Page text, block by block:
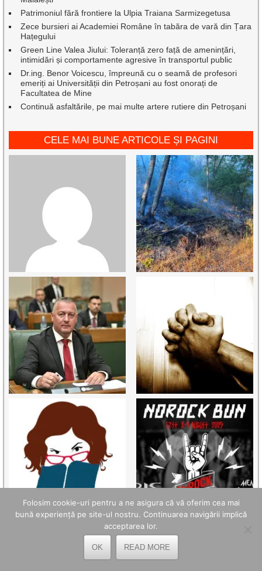
Patrimoniul fără frontiere la Ulpia Traiana Sarmizegetusa
Zece bursieri ai Academiei Române în tabăra de vară din Țara
Hațegului
Green Line Valea Jiului: Toleranță zero față de amenințări,
intimidări și comportamente agresive în transportul public
Dr.ing. Benor Voicescu, împreună cu o seamă de profesori
emeriți ai Universității din Petroșani au fost onorați de
Facultatea de Mine
Continuă asfaltările, pe mai multe artere rutiere din Petroșani
CELE MAI BUNE ARTICOLE ȘI PAGINI
Folosim cookie-uri pentru a ne asigura că vă oferim cea mai
bună experiență pe site-ul nostru. Continuarea navigării implică
acceptarea lor.
OK READ MORE